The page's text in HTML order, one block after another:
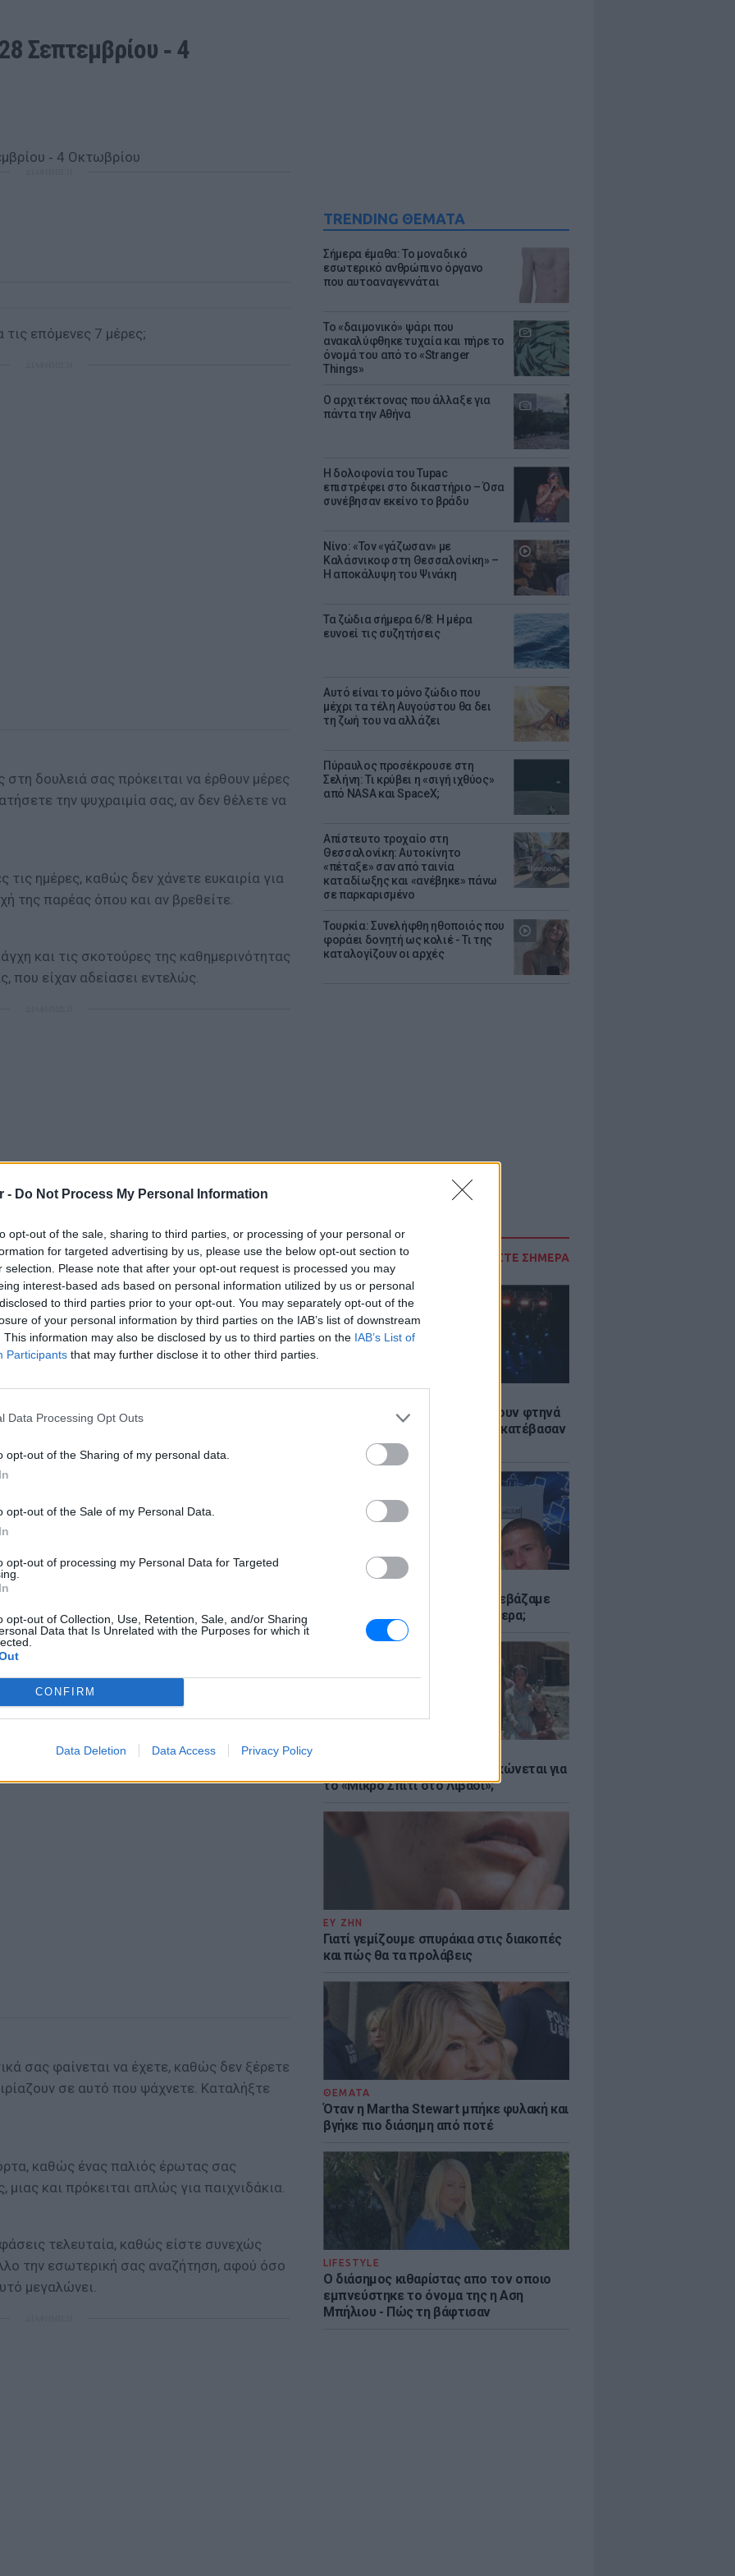
- Do Not Process My Personal Information
opt-out of the sale, sharing to third parties, or processing of your personal or
for targeted advertising by us, please use the below opt-out section to
selection. Please note that after your opt-out request is processed you may
interest-based ads based on personal information utilized by us or personal
to third parties prior to your opt-out. You may separately opt-out of the
of your personal information by third parties on the IAB’s list of downstream
This information may also be disclosed by us to third parties on the IAB’s List of
Participants that may further disclose it to other third parties.
Data Processing Opt Outs
opt-out of the Sharing of my personal data.
opt-out of the Sale of my Personal Data.
opt-out of processing my Personal Data for Targeted
opt-out of Collection, Use, Retention, Sale, and/or Sharing
Data that Is Unrelated with the Purposes for which it
CONFIRM
Data Deletion Data Access Privacy Policy
TRENDING ΘΕΜΑΤΑ
Σήμερα έμαθα: Το μοναδικό
εσωτερικό ανθρώπινο όργανο
που αυτοαναγεννάται
Το «δαιμονικό» ψάρι που
ανακαλύφθηκε τυχαία και πήρε το
όνομά του από το «Stranger
Things»
Ο αρχιτέκτονας που άλλαξε για
πάντα την Αθήνα
Η δολοφονία του Tupac
επιστρέφει στο δικαστήριο – Όσα
συνέβησαν εκείνο το βράδυ
Νίνο: «Τον «γάζωσαν» με
Καλάσνικοφ στη Θεσσαλονίκη» –
Η αποκάλυψη του Ψινάκη
Τα ζώδια σήμερα 6/8: Η μέρα
ευνοεί τις συζητήσεις
Αυτό είναι το μόνο ζώδιο που
μέχρι τα τέλη Αυγούστου θα δει
τη ζωή του να αλλάζει
Πύραυλος προσέκρουσε στη
Σελήνη: Τι κρύβει η «σιγή ιχθύος»
από NASA και SpaceX;
Απίστευτο τροχαίο στη
Θεσσαλονίκη: Αυτοκίνητο
«πέταξε» σαν από ταινία
καταδίωξης και «ανέβηκε» πάνω
σε παρκαρισμένο
Τουρκία: Συνελήφθη ηθοποιός που
φοράει δoνητή ως κολιέ - Τι της
καταλογίζουν οι αρχές
ΔΙΑΒΑΣΤΕ ΣΗΜΕΡΑ
Οι συναυλίες επιτέλους βγάζουν φτηνά
εισιτήρια - Ποιοι καλλιτέχνες κατέβασαν
τις τιμές
Έφτιαξαν το Napster που κατεβάζαμε
μουσική - Πού βρίσκονται σήμερα;
Explainer: Γιατί η Αμερική τσακώνεται για
το «Μικρό Σπίτι στο Λιβάδι»;
ΕΥ ΖΗΝ
Γιατί γεμίζουμε σπυράκια στις διακοπές
και πώς θα τα προλάβεις
ΘΕΜΑΤΑ
Όταν η Martha Stewart μπήκε φυλακή και
βγήκε πιο διάσημη από ποτέ
LIFESTYLE
Ο διάσημος κιθαρίστας απο τον οποιο
εμπνεύστηκε το όνομα της η Αση
Μπήλιου - Πώς τη βάφτισαν
Σεπτεμβρίου ‑ 4
επόμενες 7 μέρες;
δουλειά σας πρόκειται να έρθουν μέρες
την ψυχραιμία σας, αν δεν θέλετε να
ημέρες, καθώς δεν χάνετε ευκαιρία για
της παρέας όπου και αν βρεθείτε.
και τις σκοτούρες της καθημερινότητας
που είχαν αδείασει εντελώς.
τελευταία, όμως να ξέρετε πως αν
θα έχετε θετικά αποτελέσματα.
των προτέρων μοιάζουν σοβαρές θα σας
πως θα περάσουν.
να σας χαλάσουν το κέφι, λέγοντας σας
στο ύψος σας και μην δώσετε καμία
σας φαίνεται να έχετε, καθώς δεν ξέρετε
σε αυτό που ψάχνετε. Καταλήξτε
καθώς ένας παλιός έρωτας σας
και πρόκειται απλώς για παιχνιδάκια.
τελευταία, καθώς είστε συνεχώς
την εσωτερική σας αναζήτηση, αφού όσο
μεγαλώνει.